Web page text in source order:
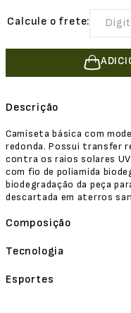
Descrição
Camiseta básica com
redonda. Possui transfer
contra os raios solares
com fio de poliamida
biodegradação da peça
descartada em aterros
Composição
Tecnologia
Esportes